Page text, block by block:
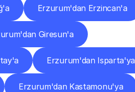
Erzurum'dan Erzincan'a
Giresun'a
Erzurum'dan Isparta'ya
Erzurum'dan Kastamonu'ya